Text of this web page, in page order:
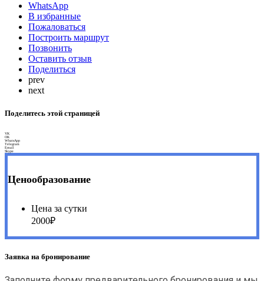
WhatsApp
В избранные
Пожаловаться
Построить маршрут
Позвонить
Оставить отзыв
Поделиться
prev
next
Поделитесь этой страницей
VK
OK
WhatsApp
Telegram
Email
Skype
Ценообразование
Цена за сутки
2000₽
Заявка на бронирование